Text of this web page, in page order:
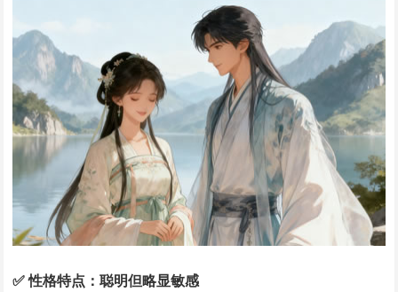
✅ 性格特点：聪明但略显敏感